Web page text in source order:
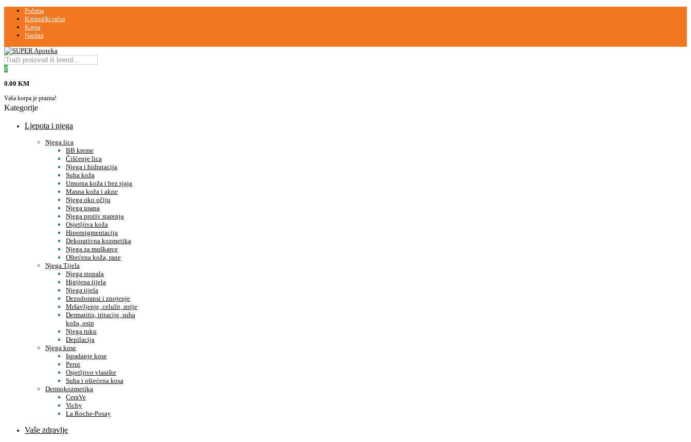
Početna
Korisnički račun
Korpa
Naplata
0
0.00 KM
Vaša korpa je prazna!
Kategorije
Ljepota i njega
Njega lica
BB kreme
Čišćenje lica
Njega i hidratacija
Suha koža
Umorna koža i bez sjaja
Masna koža i akne
Njega oko očiju
Njega usana
Njega protiv starenja
Osjetljiva koža
Hiperpigmentacija
Dekorativna kozmetika
Njega za muškarce
Oštećena koža, rane
Njega Tijela
Njega stopala
Higijena tijela
Njega tijela
Dezodoransi i znojenje
Mršavljenje, celulit, strije
Dermatitis, iritacije, suha
koža, osip
Njega ruku
Depilacija
Njega kose
Ispadanje kose
Perut
Osjetljivo vlasište
Suha i oštećena kosa
Dermokozmetika
CeraVe
Vichy
La Roche-Posay
Vaše zdravlje